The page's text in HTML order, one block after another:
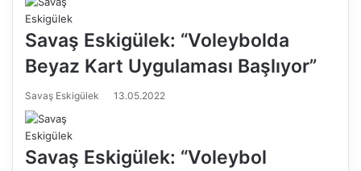
Savaş Eskigülek: “Voleybolda
Beyaz Kart Uygulaması Başlıyor”
Savaş Eskigülek 13.05.2022
Savaş Eskigülek: “Voleybol